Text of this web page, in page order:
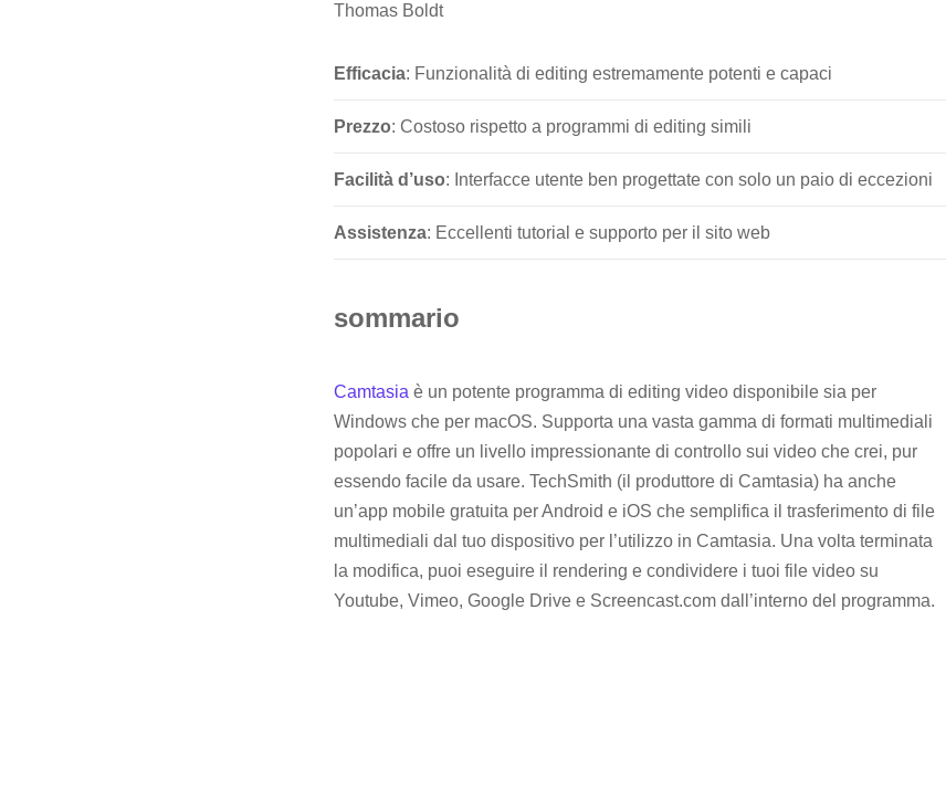
Thomas Boldt
Efficacia: Funzionalità di editing estremamente potenti e capaci
Prezzo: Costoso rispetto a programmi di editing simili
Facilità d’uso: Interfacce utente ben progettate con solo un paio di eccezioni
Assistenza: Eccellenti tutorial e supporto per il sito web
sommario
Camtasia è un potente programma di editing video disponibile sia per
Windows che per macOS. Supporta una vasta gamma di formati multimediali
popolari e offre un livello impressionante di controllo sui video che crei, pur
essendo facile da usare. TechSmith (il produttore di Camtasia) ha anche
un’app mobile gratuita per Android e iOS che semplifica il trasferimento di file
multimediali dal tuo dispositivo per l’utilizzo in Camtasia. Una volta terminata
la modifica, puoi eseguire il rendering e condividere i tuoi file video su
Youtube, Vimeo, Google Drive e Screencast.com dall’interno del programma.